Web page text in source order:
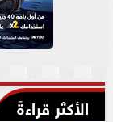
الأكثر قراءةً